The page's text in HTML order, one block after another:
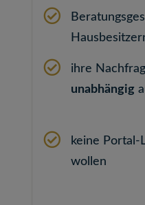
ihre
unabhängig
keine Portal-
wollen